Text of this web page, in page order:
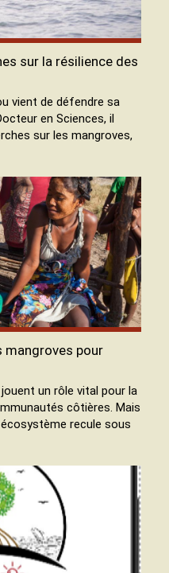
sur la résilience des
vient de défendre sa
en Sciences, il
sur les mangroves,
mangroves pour
un rôle vital pour la
côtières. Mais
recule sous